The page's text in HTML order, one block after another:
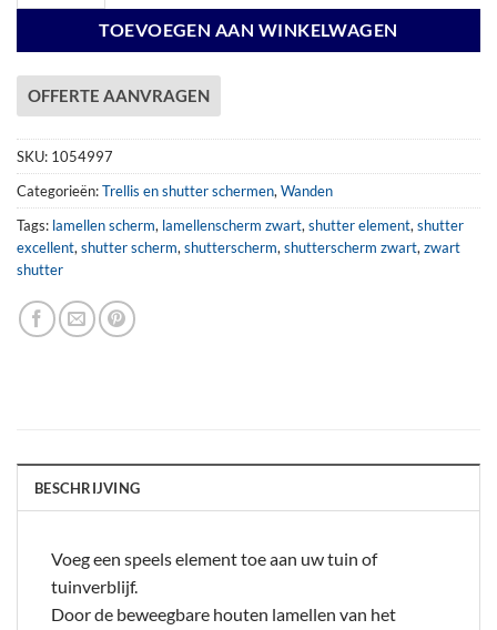
TOEVOEGEN AAN WINKELWAGEN
OFFERTE AANVRAGEN
SKU: 1054997
Categorieën:Trellis en shutter schermen,Wanden
Tags: lamellen scherm, lamellenscherm zwart,shutter element,shutter
excellent,shutter scherm,shutterscherm,shutterscherm zwart,zwart
shutter
BESCHRIJVING
Voeg een speels element toe aan uw tuin of
tuinverblijf.
Door de beweegbare houten lamellen van het